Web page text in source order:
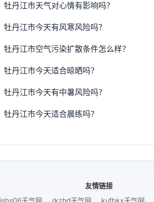
牡丹江市天气对心情有影响吗？
牡丹江市今天有风寒风险吗？
牡丹江市空气污染扩散条件怎么样？
牡丹江市今天适合晾晒吗？
牡丹江市今天有中暑风险吗？
牡丹江市今天适合晨练吗？
友情链接
jsbs06天气网
rkzhd天气网 kufbkx天气网